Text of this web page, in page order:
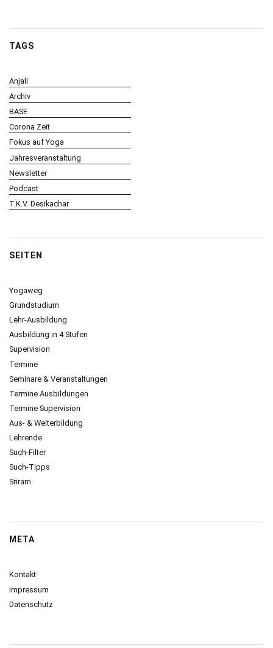
TAGS
Anjali
Archiv
BASE
Corona Zeit
Fokus auf Yoga
Jahresveranstaltung
Newsletter
Podcast
T.K.V. Desikachar
SEITEN
Yogaweg
Grundstudium
Lehr-Ausbildung
Ausbildung in 4 Stufen
Supervision
Termine
Seminare & Veranstaltungen
Termine Ausbildungen
Termine Supervision
Aus- & Weiterbildung
Lehrende
Such-Filter
Such-Tipps
Sriram
META
Kontakt
Impressum
Datenschutz